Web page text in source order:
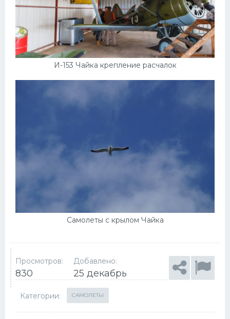
И-153 Чайка крепление расчалок
Самолеты с крылом Чайка
Просмотров:
830
Добавлено:
25 декабрь
Категории: САМОЛЕТЫ